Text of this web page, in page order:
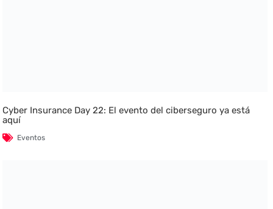
Cyber Insurance Day 22: El evento del ciberseguro ya está
aquí
Eventos